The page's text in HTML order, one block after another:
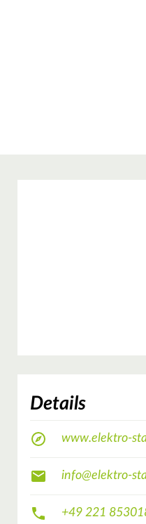
Details
www.elektro-
info@elektro-
+49 221